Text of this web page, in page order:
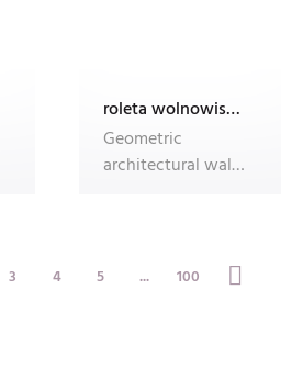
roleta wolnowisząca electro z nadrukiem
Geometric
architectural wall
3 4 5 ... 100